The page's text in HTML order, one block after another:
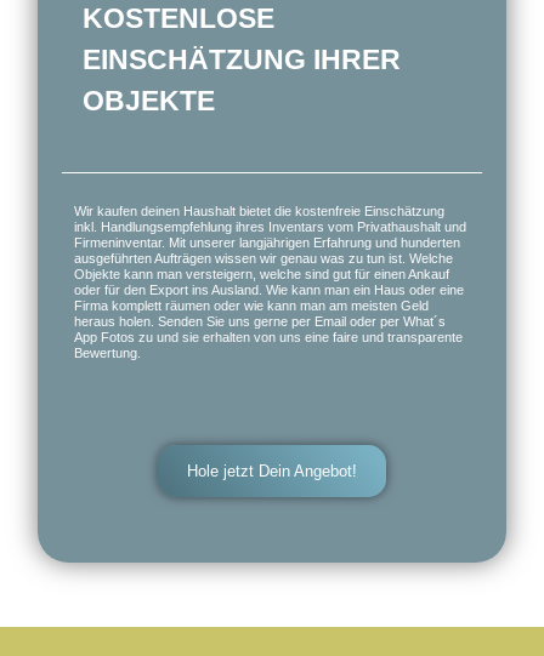
KOSTENLOSE
EINSCHÄTZUNG IHRER
OBJEKTE
Wir kaufen deinen Haushalt bietet die kostenfreie Einschätzung
inkl. Handlungsempfehlung ihres Inventars vom Privathaushalt und
Firmeninventar. Mit unserer langjährigen Erfahrung und hunderten
ausgeführten Aufträgen wissen wir genau was zu tun ist. Welche
Objekte kann man versteigern, welche sind gut für einen Ankauf
oder für den Export ins Ausland. Wie kann man ein Haus oder eine
Firma komplett räumen oder wie kann man am meisten Geld
heraus holen. Senden Sie uns gerne per Email oder per What´s
App Fotos zu und sie erhalten von uns eine faire und transparente
Bewertung.
Hole jetzt Dein Angebot!